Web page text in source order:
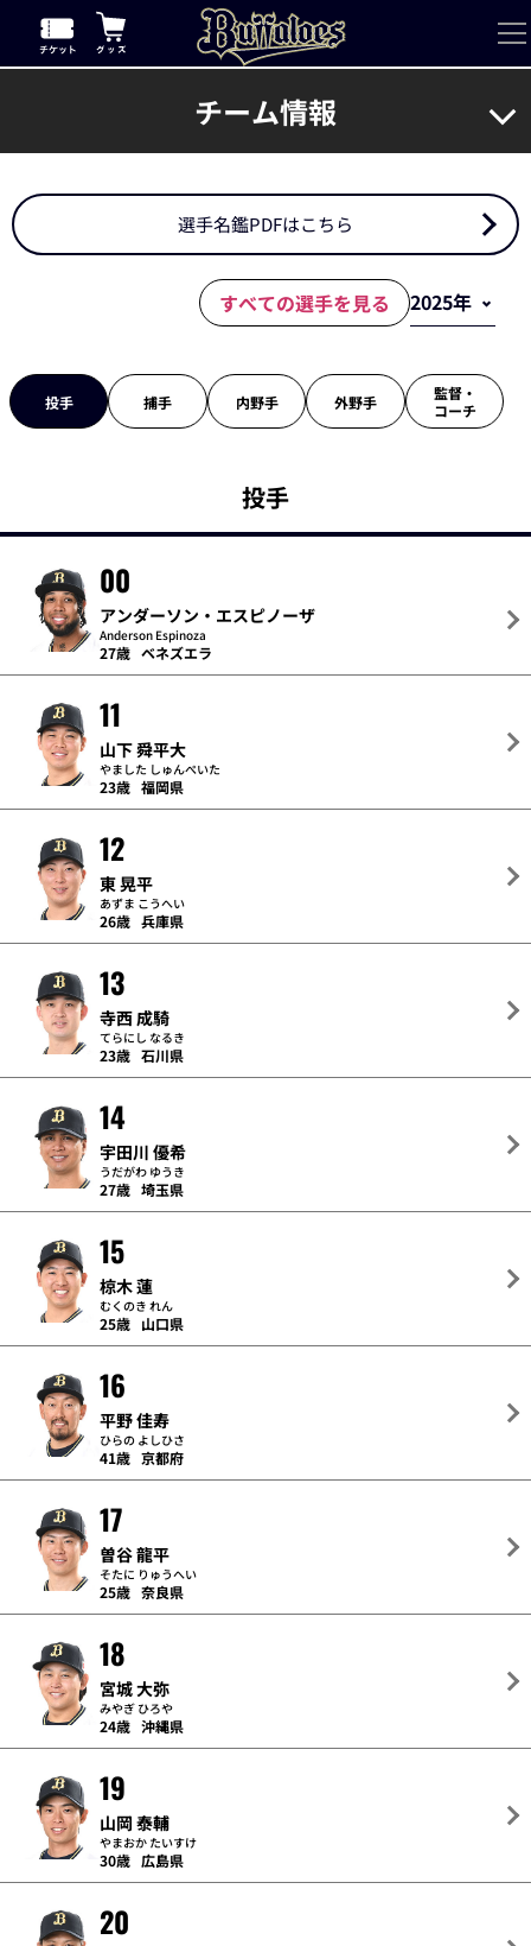
チーム情報
選手名鑑PDFはこちら
すべての選手を見る
投手 捕手 内野手 外野手
監督・
コーチ
投手
00
アンダーソン・エスピノーザ
Anderson Espinoza
27歳 ベネズエラ
11
山下 舜平大
やました しゅんぺいた
23歳 福岡県
12
東 晃平
あずま こうへい
26歳 兵庫県
13
寺西 成騎
てらにし なるき
23歳 石川県
14
宇田川 優希
うだがわ ゆうき
27歳 埼玉県
15
椋木 蓮
むくのき れん
25歳 山口県
16
平野 佳寿
ひらの よしひさ
41歳 京都府
17
曽谷 龍平
そたに りゅうへい
25歳 奈良県
18
宮城 大弥
みやぎ ひろや
24歳 沖縄県
19
山岡 泰輔
やまおか たいすけ
30歳 広島県
20